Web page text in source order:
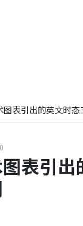
图表引出的英文时态
表引出